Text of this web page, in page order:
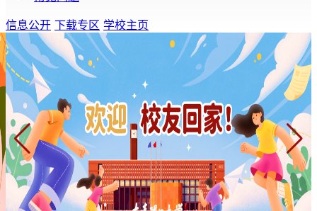
信息公开 下载专区 学校主页